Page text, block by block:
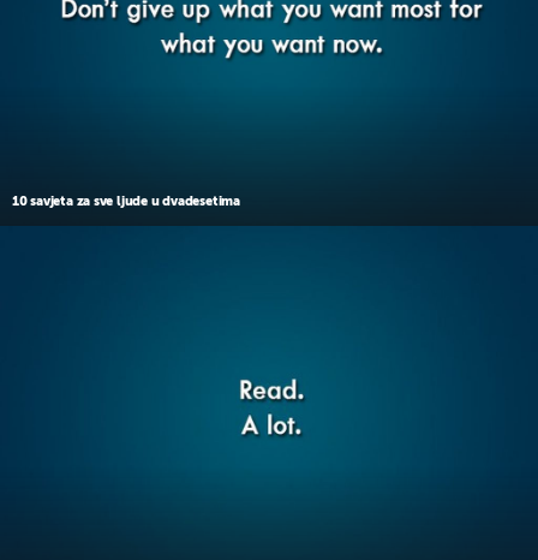
10 savjeta za sve ljude u dvadesetima